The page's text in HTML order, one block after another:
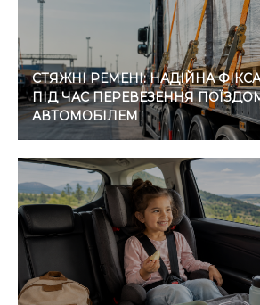
СТЯЖНІ РЕМЕНІ: НАДІЙНА
ПІД ЧАС ПЕРЕВЕЗЕННЯ
АВТОМОБІЛЕМ